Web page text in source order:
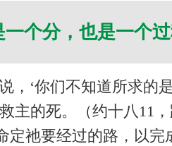
一个分，也是一个
，‘你们不知道所求
主的死。（约十八11
祂要经过的路，以完